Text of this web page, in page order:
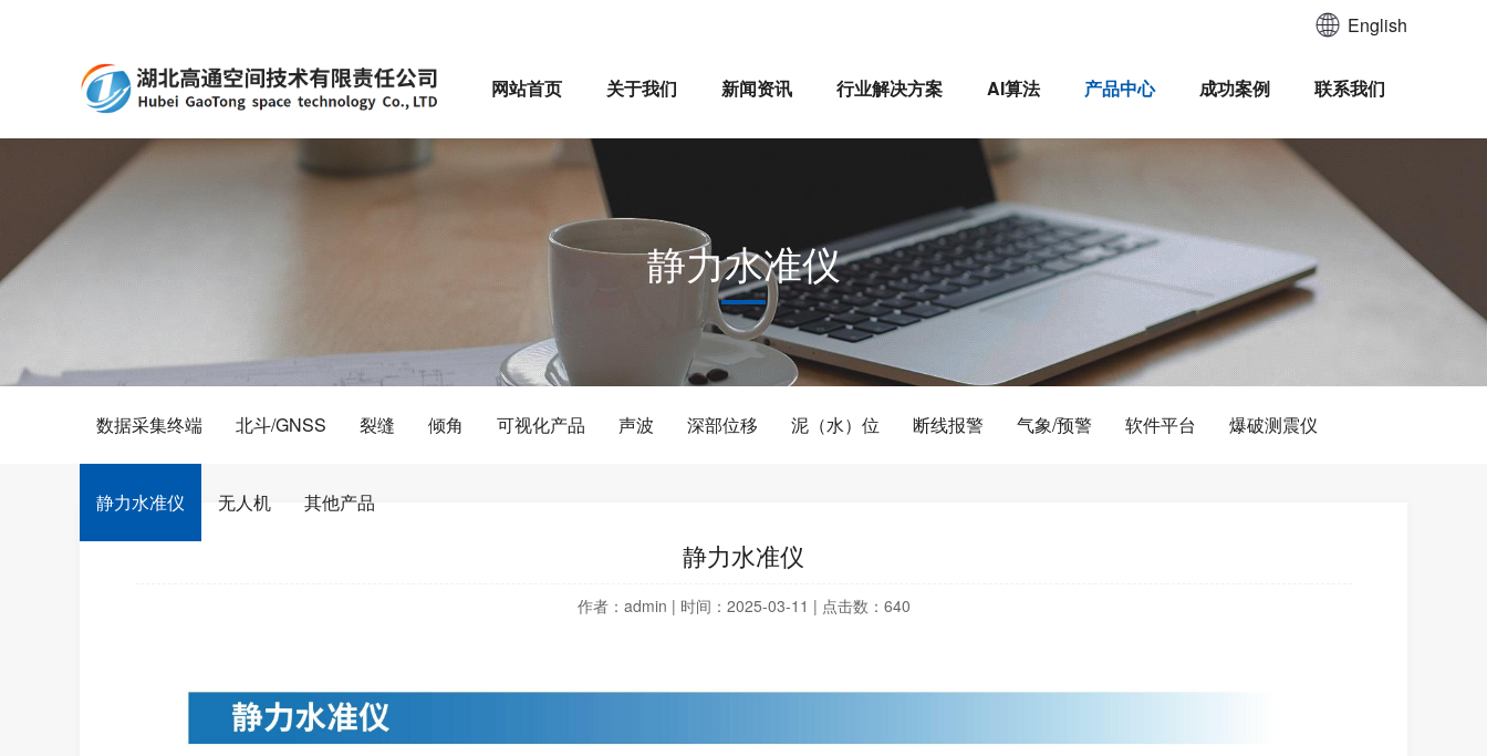
English
网站首页 关于我们 新闻资讯 行业解决方案 AI算法 产品中心 成功案例 联系我们
静力水准仪
数据采集终端 北斗/GNSS 裂缝 倾角 可视化产品 声波 深部位移 泥（水）位 断线报警 气象/预警 软件平台 爆破测震仪
静力水准仪 无人机 其他产品
静力水准仪
作者：admin | 时间：2025-03-11 | 点击数： 640